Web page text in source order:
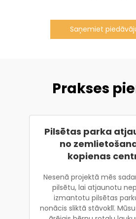
Saņemiet
Prakses
Pilsētas parka
no
kopienas
Nesenā projektā mēs
pilsētu, lai atjaunotu
izmantotu pilsētas
nonācis sliktā stāvoklī.